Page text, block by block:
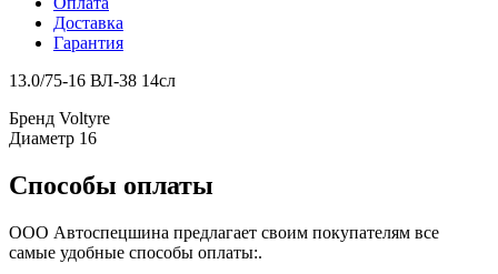
Доставка
Гарантия
13.0/75-16 ВЛ-38 14сл
Бренд Voltyre
Диаметр 16
Способы оплаты
ООО Автоспецшина предлагает своим покупателям все
самые удобные способы оплаты:.